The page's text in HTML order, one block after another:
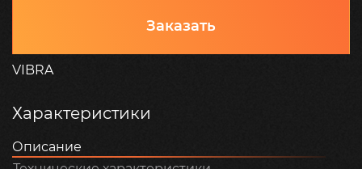
Заказать
VIBRA
Характеристики
Описание